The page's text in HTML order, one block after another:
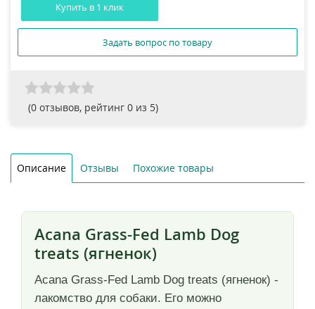
Купить в 1 клик
Задать вопрос по товару
(0 отзывов, рейтинг 0 из 5)
Описание Отзывы Похожие товары
Acana Grass-Fed Lamb Dog
treats (ягненок)
Acana Grass-Fed Lamb Dog treats (ягненок) -
лакомство для собаки. Его можно